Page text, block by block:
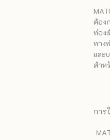
ต้อง
ท่อง
ทาง
และ
สำห
การ